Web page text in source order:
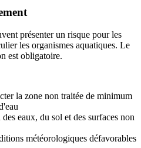
présenter un risque pour les
les organismes aquatiques. Le
est obligatoire.
la zone non traitée de minimum
eaux, du sol et des surfaces non
météorologiques défavorables